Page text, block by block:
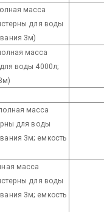
масса
для воды
3м)
масса
воды 4000л;
масса
для воды
3м; емкость
масса
для воды
3м; емкость